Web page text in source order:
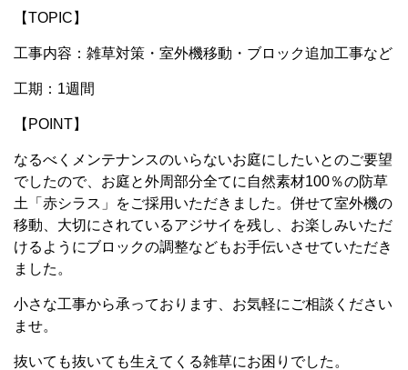
【TOPIC】
工事内容：雑草対策・室外機移動・ブロック追加工事など
工期：1週間
【POINT】
なるべくメンテナンスのいらないお庭にしたいとのご要望
でしたので、お庭と外周部分全てに自然素材100％の防草
土「赤シラス」をご採用いただきました。併せて室外機の
移動、大切にされているアジサイを残し、お楽しみいただ
けるようにブロックの調整などもお手伝いさせていただき
ました。
小さな工事から承っております、お気軽にご相談ください
ませ。
抜いても抜いても生えてくる雑草にお困りでした。